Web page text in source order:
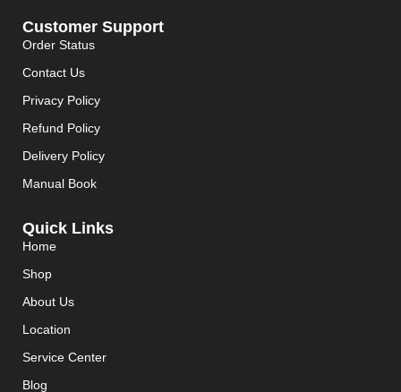
Customer Support
Order Status
Contact Us
Privacy Policy
Refund Policy
Delivery Policy
Manual Book
Quick Links
Home
Shop
About Us
Location
Service Center
Blog